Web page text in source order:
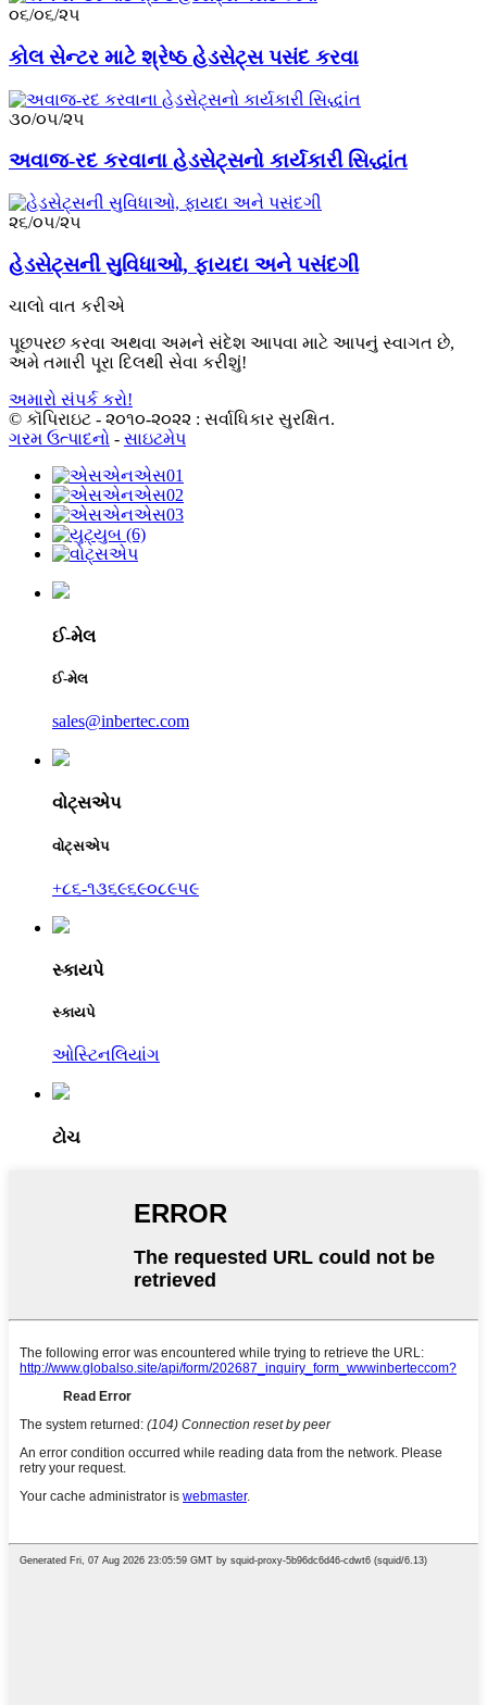
૦૬/૦૬/૨૫
કોલ સેન્ટર માટે શ્રેષ્ઠ હેડસેટ્સ પસંદ કરવા
૩૦/૦૫/૨૫
અવાજ-રદ કરવાના હેડસેટ્સનો કાર્યકારી સિદ્ધાંત
૨૬/૦૫/૨૫
હેડસેટ્સની સુવિધાઓ, ફાયદા અને પસંદગી
ચાલો વાત કરીએ
પૂછપરછ કરવા અથવા અમને સંદેશ આપવા માટે આપનું સ્વાગત છે,
અમે તમારી પૂરા દિલથી સેવા કરીશું!
અમારો સંપર્ક કરો!
© કૉપિરાઇટ - ૨૦૧૦-૨૦૨૨ : સર્વાધિકાર સુરક્ષિત.
ગરમ ઉત્પાદનો - સાઇટમેપ
ઈ-મેલ
ઈ-મેલ
sales@inbertec.com
વોટ્સએપ
વોટ્સએપ
+૮૬-૧૩૬૯૬૯૦૮૯૫૯
સ્કાયપે
સ્કાયપે
ઓસ્ટિનલિયાંગ
ટોચ